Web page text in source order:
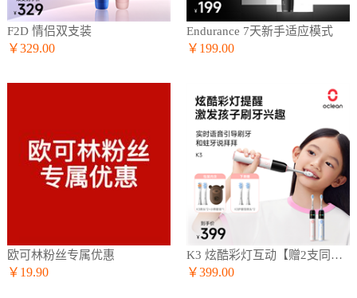
F2D 情侣双支装
￥329.00
Endurance 7天新手适应模式
￥199.00
欧可林粉丝专属优惠
￥19.90
K3 炫酷彩灯互动【赠2支同款刷头】
￥399.00